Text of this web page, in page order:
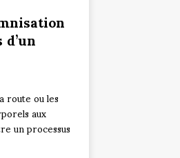
route ou les
aux
un processus